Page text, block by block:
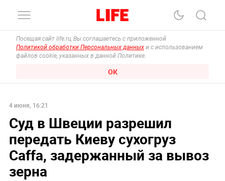
Посещая сайт life.ru, Вы соглашаетесь с приложенной
Политикой обработки Персональных данных и с использованием
файлов cookie, указанных в данной Политике.
ОК
4 июня, 16:21
Суд в Швеции разрешил
передать Киеву сухогруз
Caffa, задержанный за вывоз
зерна